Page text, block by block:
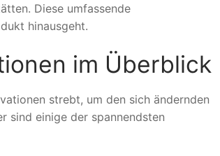
Diese umfassende
hinausgeht.
im Überblick
strebt, um den sich ändernden
sind einige der spannendsten